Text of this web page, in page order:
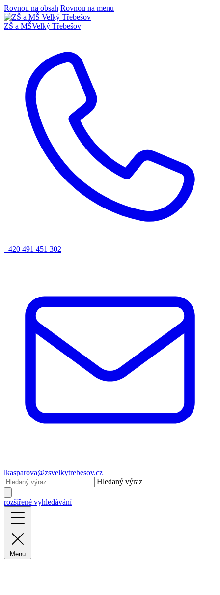
Rovnou na obsah Rovnou na menu
ZŠ a MŠVelký Třebešov
+420 491 451 302
lkasparova@zsvelkytrebesov.cz
Hledaný výraz
rozšířené vyhledávání
Menu